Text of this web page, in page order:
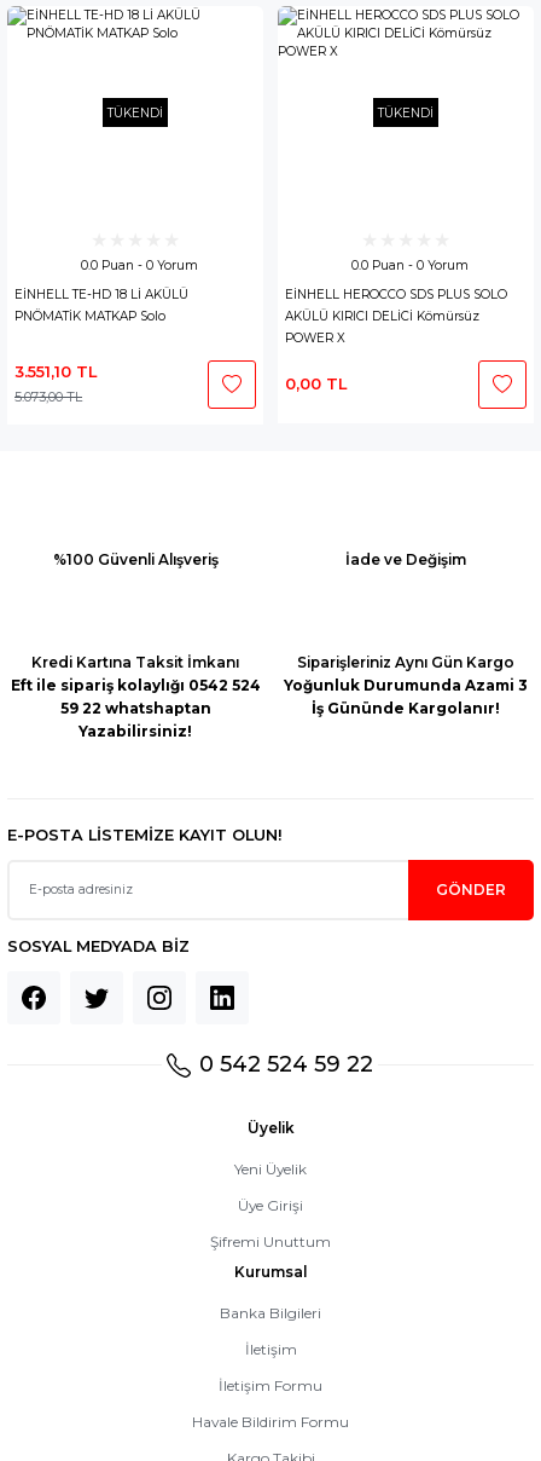
TÜKENDİ
0.0 Puan - 0 Yorum
EİNHELL TE-HD 18 Lİ AKÜLÜ
PNÖMATİK MATKAP Solo
3.551,10 TL
5.073,00 TL
TÜKENDİ
0.0 Puan - 0 Yorum
EİNHELL HEROCCO SDS PLUS SOLO
AKÜLÜ KIRICI DELİCİ Kömürsüz
POWER X
0,00 TL
%100 Güvenli Alışveriş İade ve Değişim
Kredi Kartına Taksit İmkanı
Eft ile sipariş kolaylığı 0542 524
59 22 whatshaptan
Yazabilirsiniz!
Siparişleriniz Aynı Gün Kargo
Yoğunluk Durumunda Azami 3
İş Gününde Kargolanır!
E-POSTA LİSTEMİZE KAYIT OLUN!
GÖNDER
SOSYAL MEDYADA BİZ
0 542 524 59 22
Üyelik
Yeni Üyelik
Üye Girişi
Şifremi Unuttum
Kurumsal
Banka Bilgileri
İletişim
İletişim Formu
Havale Bildirim Formu